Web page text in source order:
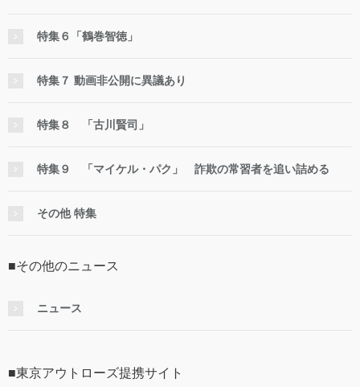
特集６「鶴巻智徳」
特集７ 動画非公開に異議あり
特集８ 「古川賢司」
特集９ 「マイケル・パク」 詐欺の常習者を追い詰める
その他 特集
■その他のニュース
ニュース
■東京アウトローズ提携サイト